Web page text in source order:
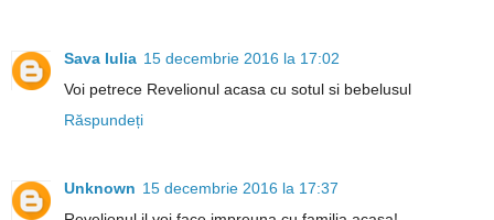
Sava Iulia 15 decembrie 2016 la 17:02
Voi petrece Revelionul acasa cu sotul si bebelusul
Răspundeți
Unknown 15 decembrie 2016 la 17:37